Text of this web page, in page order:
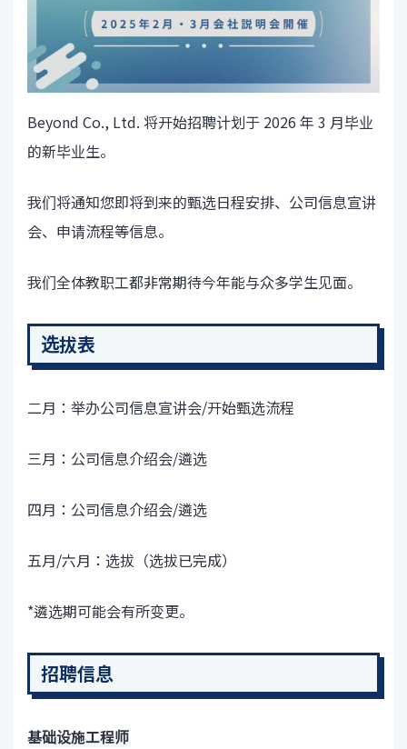
Beyond Co., Ltd. 将开始招聘计划于 2026 年 3 月毕业
的新毕业生。
我们将通知您即将到来的甄选日程安排、公司信息宣讲
会、申请流程等信息。
我们全体教职工都非常期待今年能与众多学生见面。
选拔表
二月：举办公司信息宣讲会/开始甄选流程
三月：公司信息介绍会/遴选
四月：公司信息介绍会/遴选
五月/六月：选拔（选拔已完成）
*遴选期可能会有所变更。
招聘信息
基础设施工程师